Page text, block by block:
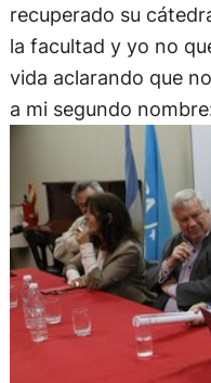
recuperado su
la facultad y yo no
vida aclarando que
a mi segundo